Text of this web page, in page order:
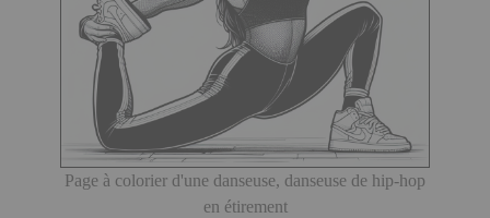
Page à colorier d'une danseuse, danseuse de hip-hop
en étirement